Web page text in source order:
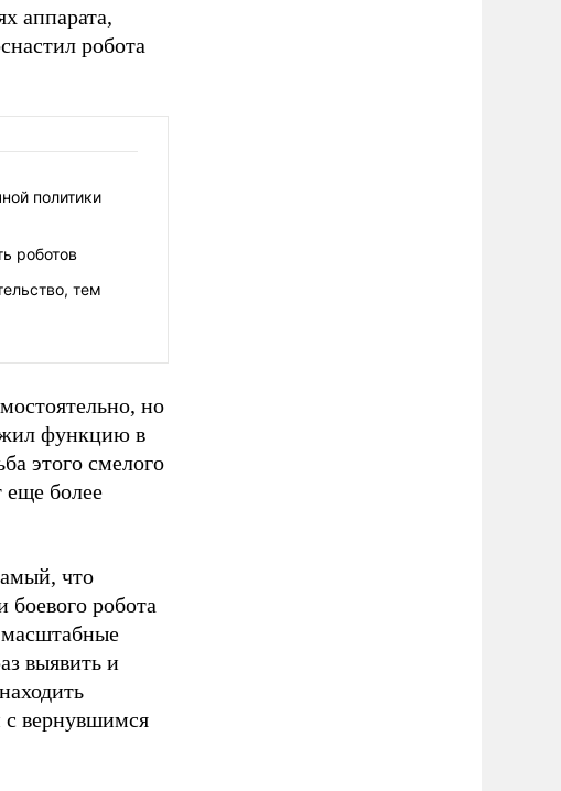
аппарата,
робота
политики
роботов
тем
но
функцию в
этого смелого
еще более
что
робота
масштабные
выявить и
с вернувшимся